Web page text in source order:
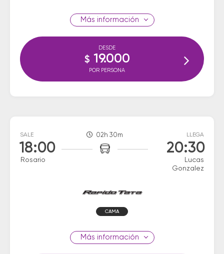
información
DESDE
$ 19.000
POR PERSONA
SALE
18:00
Rosario
02h 30m LLEGA
20:30
Lucas
Gonzalez
CAMA
información